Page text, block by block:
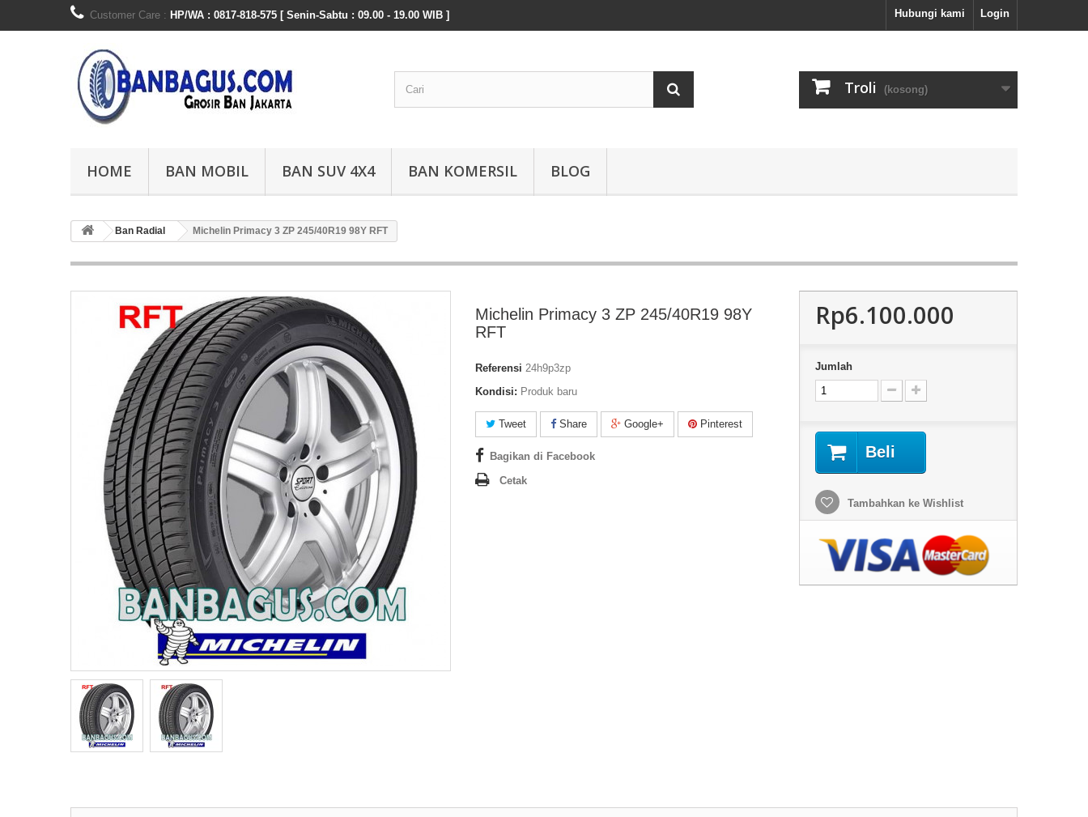
Login
Hubungi kami
Customer Care : HP/WA : 0817-818-575 [ Senin-Sabtu : 09.00 - 19.00 WIB ]
Troli (kosong)
HOME BAN MOBIL BAN SUV 4X4 BAN KOMERSIL BLOG
Ban Radial Michelin Primacy 3 ZP 245/40R19 98Y RFT
Michelin Primacy 3 ZP 245/40R19 98Y
RFT
Referensi 24h9p3zp
Kondisi: Produk baru
Tweet Share Google+ Pinterest
Bagikan di Facebook
Cetak
Rp6.100.000
Jumlah
Beli
Tambahkan ke Wishlist